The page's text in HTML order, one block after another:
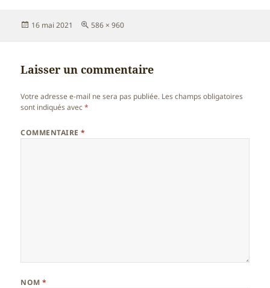
Publié
16 mai 2021
Taille
586 × 960
Laisser un commentaire
Votre adresse e-mail ne sera pas publiée. Les champs obligatoires
sont indiqués avec*
COMMENTAIRE*
NOM*